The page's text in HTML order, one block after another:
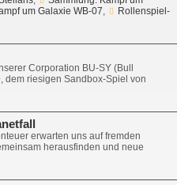
um Galaxie WB-07,
Rollenspiel-
Corporation BU-SY (Bull
dem riesigen Sandbox-Spiel von
erwarten uns auf fremden
herausfinden und neue